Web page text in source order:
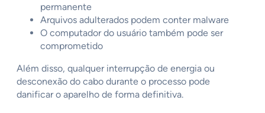
permanente
Arquivos adulterados podem conter malware
O computador do usuário também pode ser
comprometido
Além disso, qualquer interrupção de energia ou
desconexão do cabo durante o processo pode
danificar o aparelho de forma definitiva.